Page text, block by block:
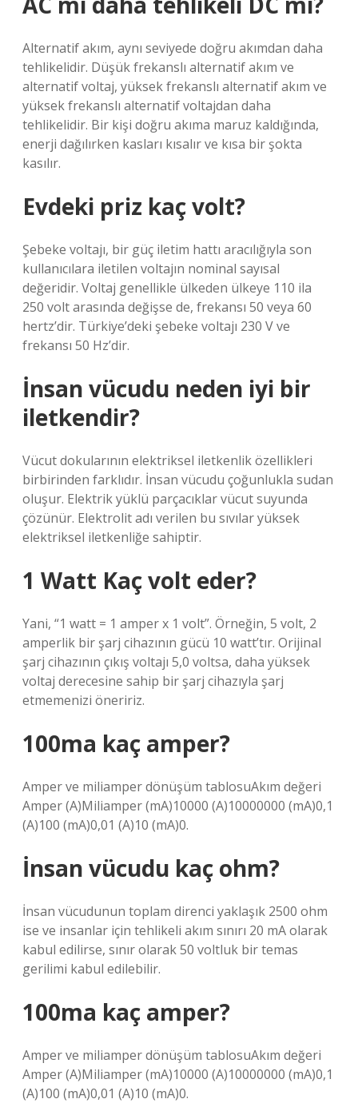
Alternatif akım, aynı seviyede doğru akımdan daha
tehlikelidir. Düşük frekanslı alternatif akım ve
alternatif voltaj, yüksek frekanslı alternatif akım ve
yüksek frekanslı alternatif voltajdan daha
tehlikelidir. Bir kişi doğru akıma maruz kaldığında,
enerji dağılırken kasları kısalır ve kısa bir şokta
kasılır.
Evdeki priz kaç volt?
Şebeke voltajı, bir güç iletim hattı aracılığıyla son
kullanıcılara iletilen voltajın nominal sayısal
değeridir. Voltaj genellikle ülkeden ülkeye 110 ila
250 volt arasında değişse de, frekansı 50 veya 60
hertz’dir. Türkiye’deki şebeke voltajı 230 V ve
frekansı 50 Hz’dir.
İnsan vücudu neden iyi bir
iletkendir?
Vücut dokularının elektriksel iletkenlik özellikleri
birbirinden farklıdır. İnsan vücudu çoğunlukla sudan
oluşur. Elektrik yüklü parçacıklar vücut suyunda
çözünür. Elektrolit adı verilen bu sıvılar yüksek
elektriksel iletkenliğe sahiptir.
1 Watt Kaç volt eder?
Yani, “1 watt = 1 amper x 1 volt”. Örneğin, 5 volt, 2
amperlik bir şarj cihazının gücü 10 watt’tır. Orijinal
şarj cihazının çıkış voltajı 5,0 voltsa, daha yüksek
voltaj derecesine sahip bir şarj cihazıyla şarj
etmemenizi öneririz.
100ma kaç amper?
Amper ve miliamper dönüşüm tablosuAkım değeri
Amper (A)Miliamper (mA)10000 (A)10000000 (mA)0,1
(A)100 (mA)0,01 (A)10 (mA)0.
İnsan vücudu kaç ohm?
İnsan vücudunun toplam direnci yaklaşık 2500 ohm
ise ve insanlar için tehlikeli akım sınırı 20 mA olarak
kabul edilirse, sınır olarak 50 voltluk bir temas
gerilimi kabul edilebilir.
100ma kaç amper?
Amper ve miliamper dönüşüm tablosuAkım değeri
Amper (A)Miliamper (mA)10000 (A)10000000 (mA)0,1
(A)100 (mA)0,01 (A)10 (mA)0.